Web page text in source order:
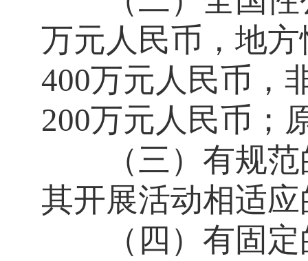
万元人民币，地
400万元人民币，
200万元人民币；
（三）有规范
其开展活动相适
（四）有固定